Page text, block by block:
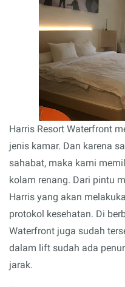
Harris Resort Waterfront
jenis kamar. Dan karena
sahabat, maka kami
kolam renang. Dari pintu
Harris yang akan
protokol kesehatan. Di
Waterfront juga sudah
dalam lift sudah ada
jarak.